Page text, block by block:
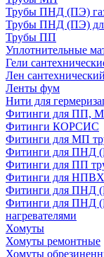
Трубы ПНД (ПЭ)
Трубы ПНД (ПЭ)
Трубы ПП
Уплотнительные
Гели
Лен сантехнический
Ленты фум
Нити для
Фитинги для ПП,
Фитинги КОРСИС
Фитинги для МП
Фитинги для ПНД
Фитинги для ПП
Фитинги для НПВХ
Фитинги для ПНД
Фитинги для ПНД
нагревателями
Хомуты
Хомуты ремонтные
Хомуты